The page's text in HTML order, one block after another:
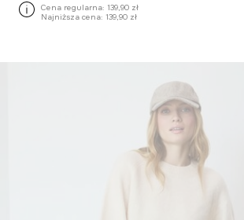
Cena regularna: 139,90 zł
Najniższa cena: 139,90 zł